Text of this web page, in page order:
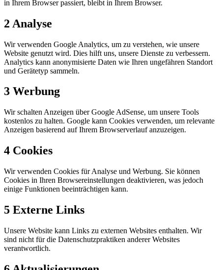
in Ihrem Browser passiert, bleibt in Ihrem Browser.
2 Analyse
Wir verwenden Google Analytics, um zu verstehen, wie unsere
Website genutzt wird. Dies hilft uns, unsere Dienste zu verbessern.
Analytics kann anonymisierte Daten wie Ihren ungefähren Standort
und Gerätetyp sammeln.
3 Werbung
Wir schalten Anzeigen über Google AdSense, um unsere Tools
kostenlos zu halten. Google kann Cookies verwenden, um relevante
Anzeigen basierend auf Ihrem Browserverlauf anzuzeigen.
4 Cookies
Wir verwenden Cookies für Analyse und Werbung. Sie können
Cookies in Ihren Browsereinstellungen deaktivieren, was jedoch
einige Funktionen beeinträchtigen kann.
5 Externe Links
Unsere Website kann Links zu externen Websites enthalten. Wir
sind nicht für die Datenschutzpraktiken anderer Websites
verantwortlich.